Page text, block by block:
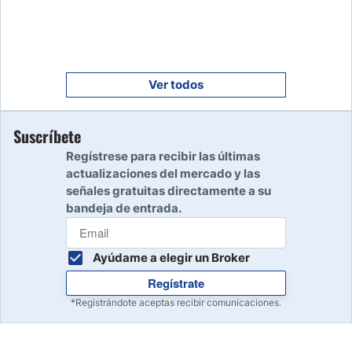
Leer reseña
10
Ver todos
Suscríbete
Regístrese para recibir las últimas
actualizaciones del mercado y las
señales gratuitas directamente a su
bandeja de entrada.
Ayúdame a elegir un Broker
Regístrate
*Registrándote aceptas recibir comunicaciones.